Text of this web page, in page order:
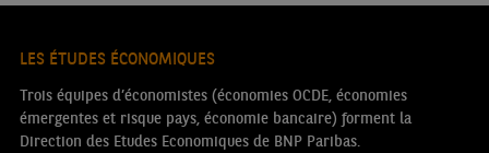
LES ÉTUDES ÉCONOMIQUES
Trois équipes d’économistes (économies OCDE, économies
émergentes et risque pays, économie bancaire) forment la
Direction des Etudes Economiques de BNP Paribas.